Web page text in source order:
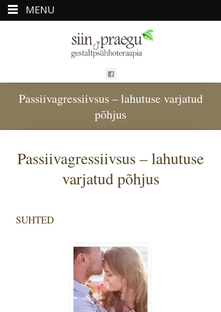
Passiivagressiivsus – lahutuse varjatud
põhjus
Passiivagressiivsus – lahutuse
varjatud põhjus
SUHTED
MENU